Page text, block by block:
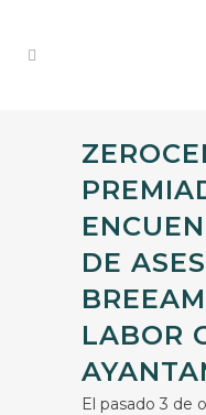
DE
LABOR
El pasado 3 de